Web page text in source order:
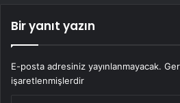
Bir yanıt yazın
E-posta adresiniz yayınlanmayacak.
işaretlenmişlerdir